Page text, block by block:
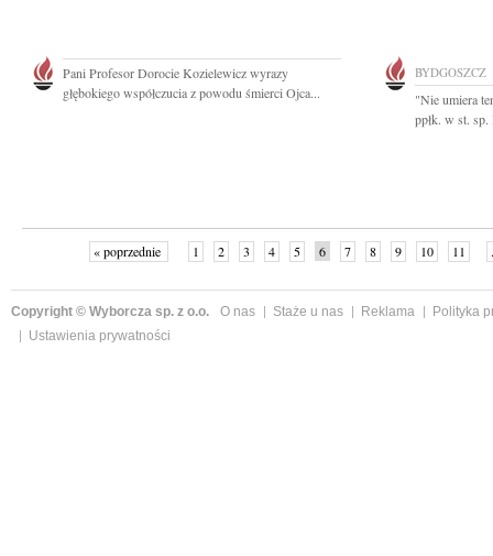
Pani Profesor Dorocie Kozielewicz wyrazy
głębokiego współczucia z powodu śmierci Ojca...
BYDGOSZCZ
"Nie umiera
ppłk. w st. sp.
« poprzednie 1 2 3 4 5 6 7 8 9 10 11
Copyright © Wyborcza sp. z o.o. O nas Staże u nas Reklama
Polityka
Ustawienia prywatności